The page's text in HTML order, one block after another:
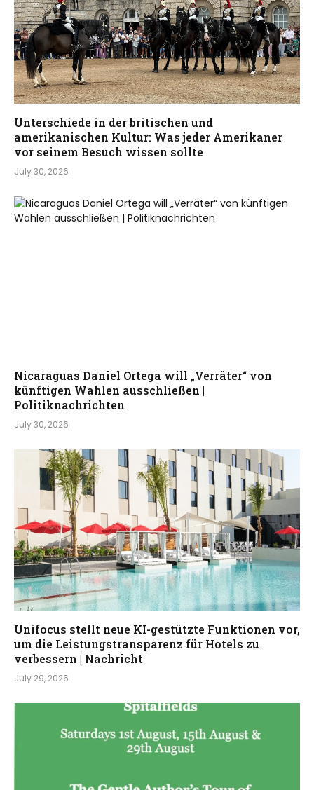
Unterschiede in der britischen und
amerikanischen Kultur: Was jeder Amerikaner
vor seinem Besuch wissen sollte
July 30, 2026
Nicaraguas Daniel Ortega will „Verräter“ von
künftigen Wahlen ausschließen |
Politiknachrichten
July 30, 2026
Unifocus stellt neue KI-gestützte Funktionen vor,
um die Leistungstransparenz für Hotels zu
verbessern | Nachricht
July 29, 2026